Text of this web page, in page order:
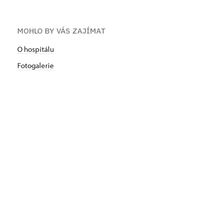
MOHLO BY VÁS ZAJÍMAT
O hospitálu
Fotogalerie